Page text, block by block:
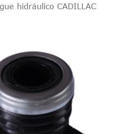
hidráulico CADILLAC